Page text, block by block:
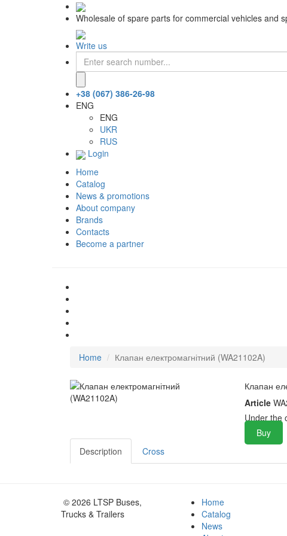
Wholesale of spare parts for commercial vehicles and
Write us
+38 (067) 386-26-98
ENG
ENG
UKR
RUS
Login
Home
Catalog
News & promotions
About company
Brands
Contacts
Become a partner
Home
Клапан електромагнітний (WA21102A)
Клапан
Article
Under the
Buy
Description
Cross
© 2026 LTSP Buses,
Trucks & Trailers
Home
Catalog
News